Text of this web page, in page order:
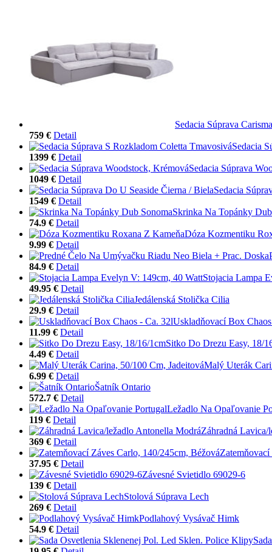
Sedacia Súprava Carisma
759 € Detail
Sedacia
1399 € Detail
Sedacia Súprava
1049 € Detail
Sedacia
1549 € Detail
Skrinka Na Topánky
74.9 € Detail
Dóza Kozmentiku
9.99 € Detail
84.9 € Detail
Stojacia Lampa
49.95 € Detail
Jedálenská Stolička Cilia
29.9 € Detail
Uskladňovací Box
11.99 € Detail
Sitko Do Drezu Easy, 18/
4.49 € Detail
Malý Uterák
6.99 € Detail
Šatník Ontario
572.7 € Detail
Ležadlo Na Opaľovanie
119 € Detail
Záhradná
369 € Detail
37.95 € Detail
Závesné Svietidlo 69029-6
139 € Detail
Stolová Súprava Lech
269 € Detail
Podlahový Vysávač Himk
54.9 € Detail